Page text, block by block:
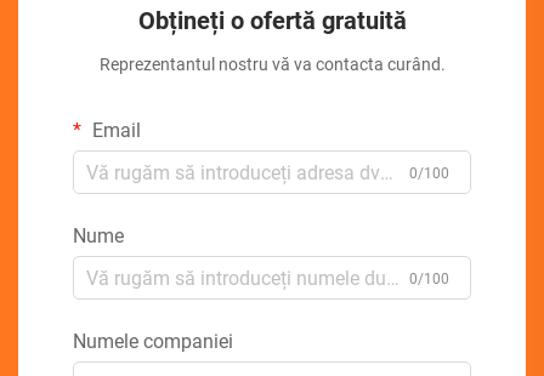
Obțineți o ofertă gratuită
Reprezentantul nostru vă va contacta curând.
Email
0/100
Nume
0/100
Numele companiei